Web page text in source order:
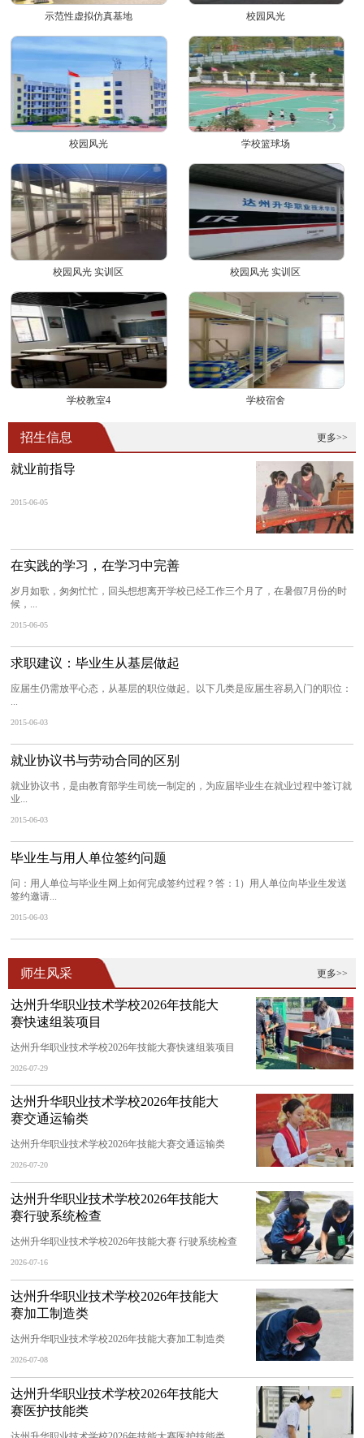
示范性虚拟仿真基地 校园风光
校园风光 学校篮球场
校园风光 实训区 校园风光 实训区
学校教室4 学校宿舍
更多>>
招生信息
就业前指导
2015-06-05
在实践的学习，在学习中完善
岁月如歌，匆匆忙忙，回头想想离开学校已经工作三个月了，在暑假7月份的时
候，...
2015-06-05
求职建议：毕业生从基层做起
应届生仍需放平心态，从基层的职位做起。以下几类是应届生容易入门的职位：
...
2015-06-03
就业协议书与劳动合同的区别
就业协议书，是由教育部学生司统一制定的，为应届毕业生在就业过程中签订就
业...
2015-06-03
毕业生与用人单位签约问题
问：用人单位与毕业生网上如何完成签约过程？答：1）用人单位向毕业生发送
签约邀请...
2015-06-03
更多>>
师生风采
达州升华职业技术学校2026年技能大
赛快速组装项目
达州升华职业技术学校2026年技能大赛快速组装项目
2026-07-29
达州升华职业技术学校2026年技能大
赛交通运输类
达州升华职业技术学校2026年技能大赛交通运输类
2026-07-20
达州升华职业技术学校2026年技能大
赛行驶系统检查
达州升华职业技术学校2026年技能大赛 行驶系统检查
2026-07-16
达州升华职业技术学校2026年技能大
赛加工制造类
达州升华职业技术学校2026年技能大赛加工制造类
2026-07-08
达州升华职业技术学校2026年技能大
赛医护技能类